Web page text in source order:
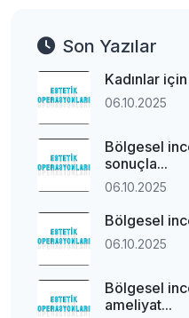
Son Yazılar
Kadınlar
06.10.2025
Bölgesel
sonuçla...
06.10.2025
Bölgesel
06.10.2025
Bölgesel
ameliyat...